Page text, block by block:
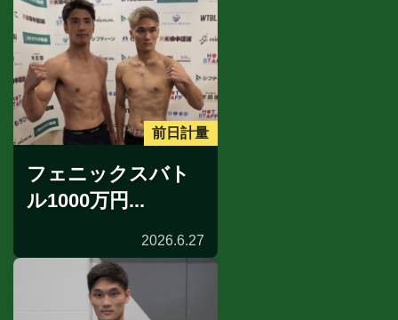
前日計量
フェニックスバト
ル1000万円...
2026.6.27